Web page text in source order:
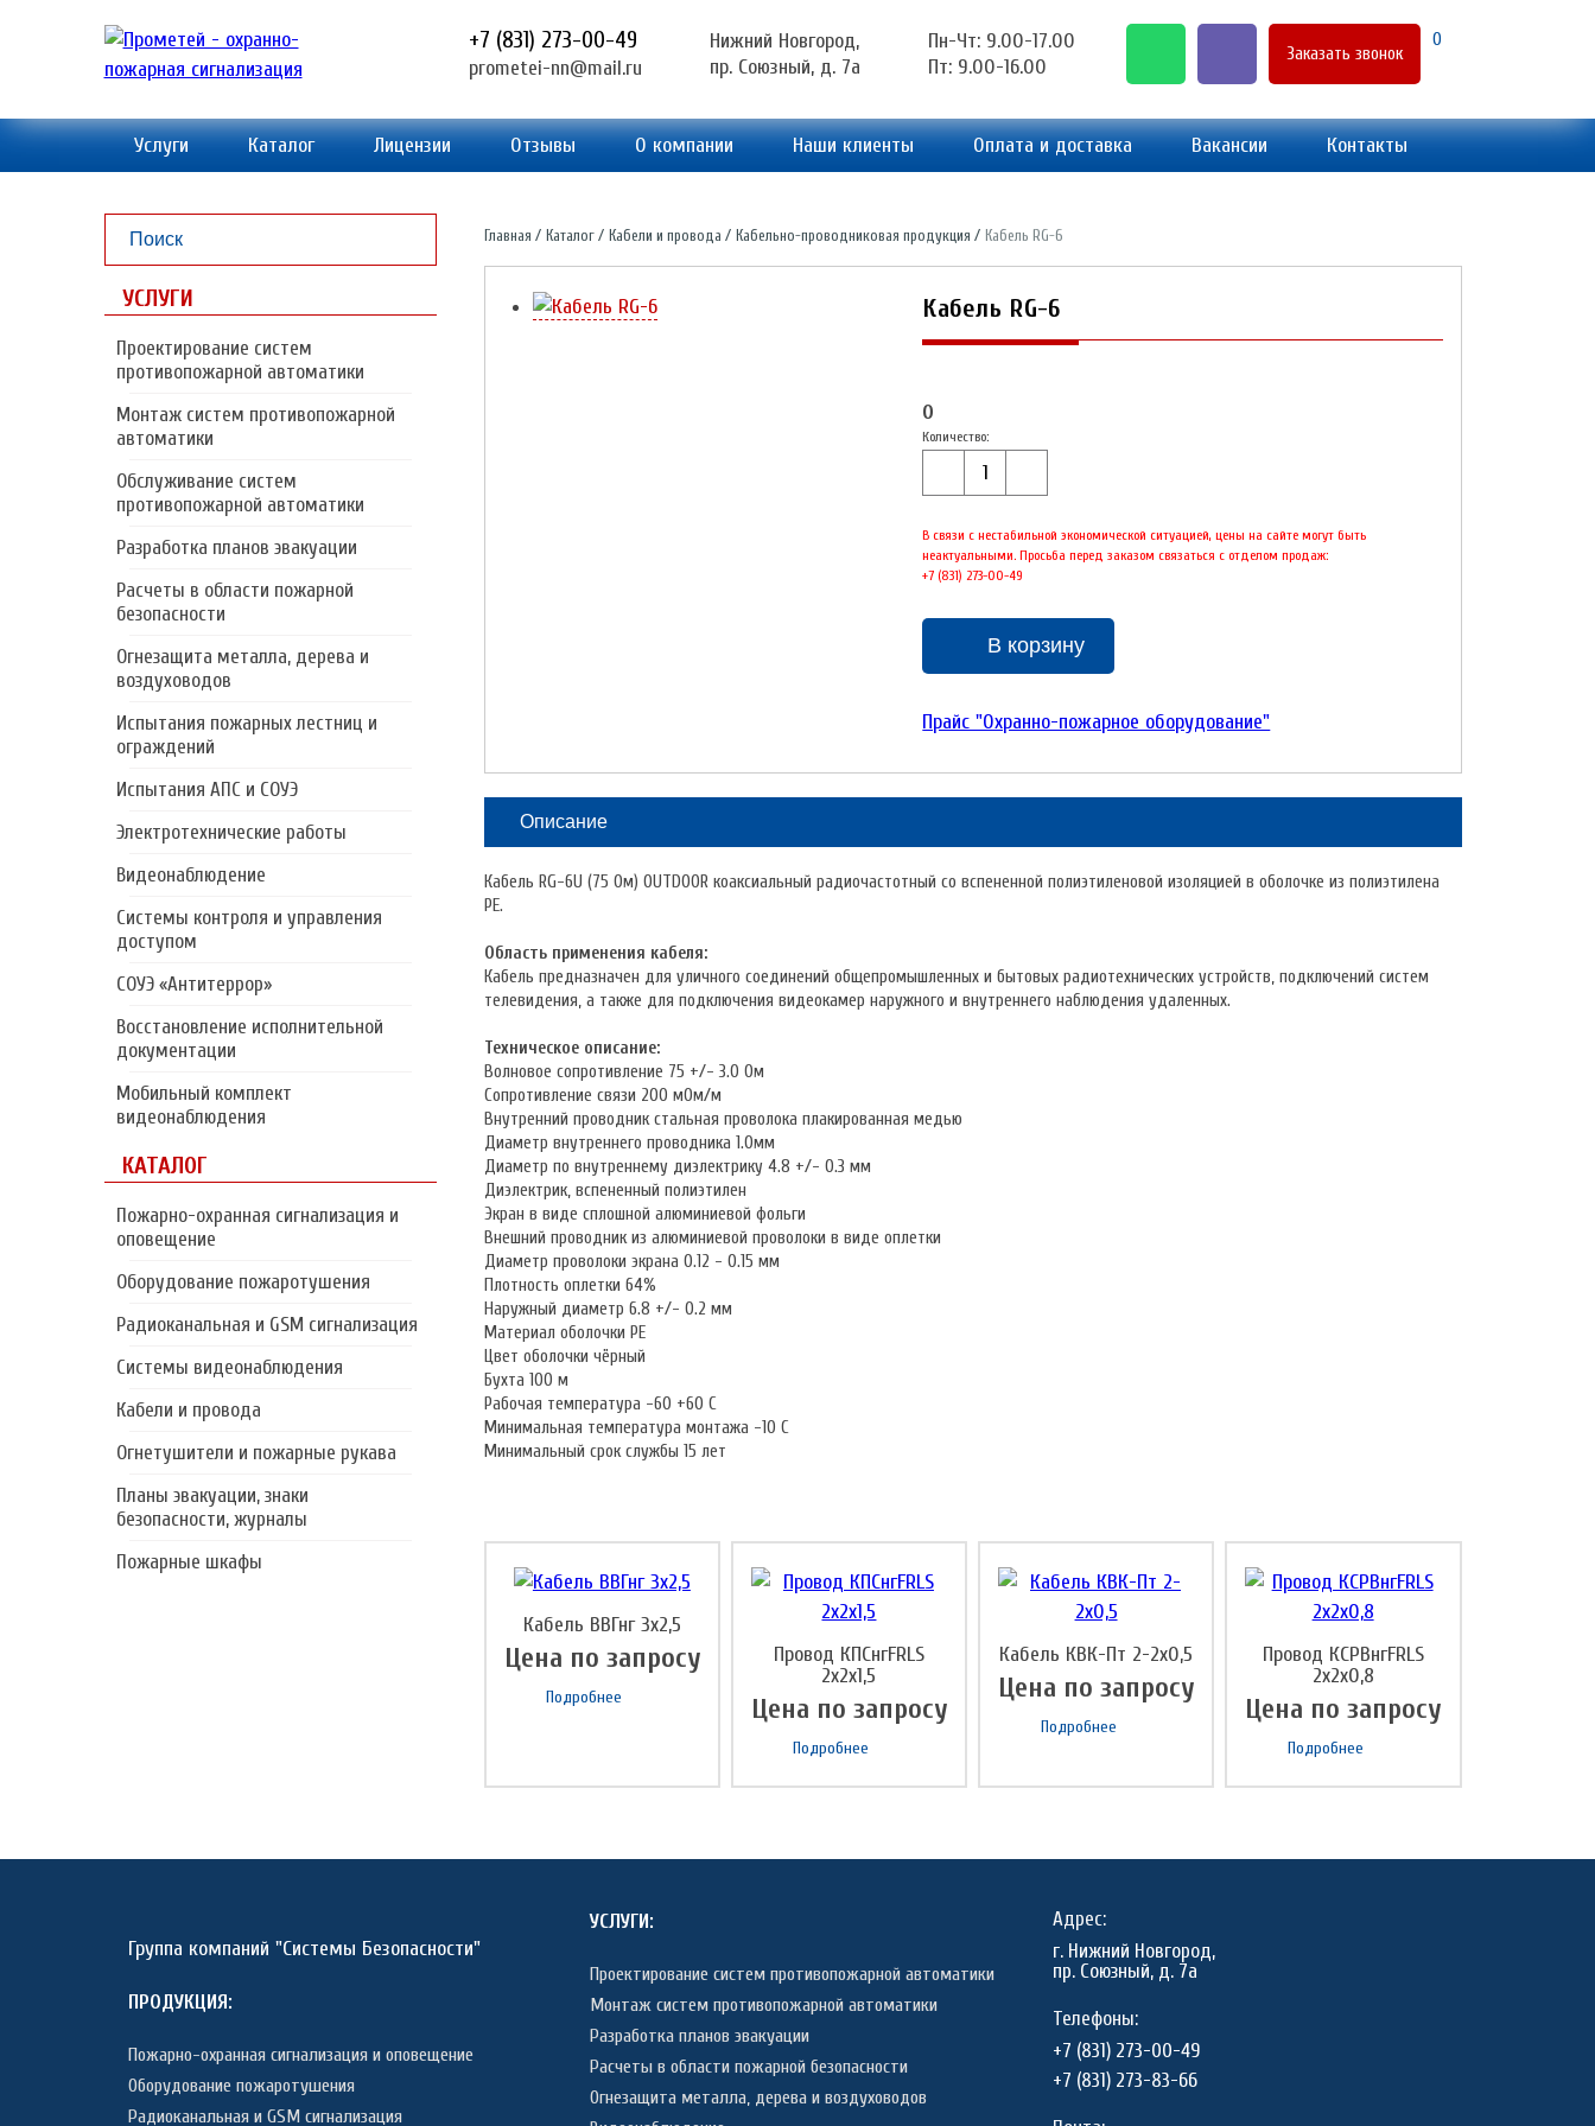
+7 (831) 273-00-49
prometei-nn@mail.ru
Нижний Новгород,
пр. Союзный, д. 7а
Пн-Чт: 9.00-17.00
Пт: 9.00-16.00
Заказать звонок
0
Услуги Каталог Лицензии Отзывы О компании Наши клиенты Оплата и доставка Вакансии Контакты
УСЛУГИ
Проектирование систем
противопожарной автоматики
Монтаж систем противопожарной
автоматики
Обслуживание систем
противопожарной автоматики
Разработка планов эвакуации
Расчеты в области пожарной
безопасности
Огнезащита металла, дерева и
воздуховодов
Испытания пожарных лестниц и
ограждений
Испытания АПС и СОУЭ
Электротехнические работы
Видеонаблюдение
Системы контроля и управления
доступом
СОУЭ «Антитеррор»
Восстановление исполнительной
документации
Мобильный комплект
видеонаблюдения
КАТАЛОГ
Пожарно-охранная сигнализация и
оповещение
Оборудование пожаротушения
Радиоканальная и GSM сигнализация
Системы видеонаблюдения
Кабели и провода
Огнетушители и пожарные рукава
Планы эвакуации, знаки
безопасности, журналы
Пожарные шкафы
Главная Каталог Кабели и провода Кабельно-проводниковая продукция Кабель RG-6
Кабель RG-6
0
Количество:
В связи с нестабильной экономической ситуацией, цены на сайте могут быть
неактуальными. Просьба перед заказом связаться с отделом продаж:
+7 (831) 273-00-49
В корзину
Прайс "Охранно-пожарное оборудование"
Описание
Кабель RG-6U (75 Ом) OUTDOOR коаксиальный радиочастотный со вспененной полиэтиленовой изоляцией в оболочке из полиэтилена
PE.
Область применения кабеля:
Кабель предназначен для уличного соединений общепромышленных и бытовых радиотехнических устройств, подключений систем
телевидения, а также для подключения видеокамер наружного и внутреннего наблюдения удаленных.
Техническое описание:
Волновое сопротивление 75 +/- 3.0 Ом
Сопротивление связи 200 мОм/м
Внутренний проводник стальная проволока плакированная медью
Диаметр внутреннего проводника 1.0мм
Диаметр по внутреннему диэлектрику 4.8 +/- 0.3 мм
Диэлектрик, вспененный полиэтилен
Экран в виде сплошной алюминиевой фольги
Внешний проводник из алюминиевой проволоки в виде оплетки
Диаметр проволоки экрана 0.12 - 0.15 мм
Плотность оплетки 64%
Наружный диаметр 6.8 +/- 0.2 мм
Материал оболочки PE
Цвет оболочки чёрный
Бухта 100 м
Рабочая температура -60 +60 С
Минимальная температура монтажа -10 С
Минимальный срок службы 15 лет
Кабель ВВГнг 3х2,5
Цена по запросу
Подробнее
Провод КПСнгFRLS
2х2х1,5
Цена по запросу
Подробнее
Кабель КВК-Пт 2-2х0,5
Цена по запросу
Подробнее
Провод КСPВнгFRLS
2х2х0,8
Цена по запросу
Подробнее
Группа компаний "Системы Безопасности"
ПРОДУКЦИЯ:
Пожарно-охранная сигнализация и оповещение
Оборудование пожаротушения
Радиоканальная и GSM сигнализация
УСЛУГИ:
Проектирование систем противопожарной автоматики
Монтаж систем противопожарной автоматики
Разработка планов эвакуации
Расчеты в области пожарной безопасности
Огнезащита металла, дерева и воздуховодов
Адрес:
г. Нижний Новгород,
пр. Союзный, д. 7а
Телефоны:
+7 (831) 273-00-49
+7 (831) 273-83-66